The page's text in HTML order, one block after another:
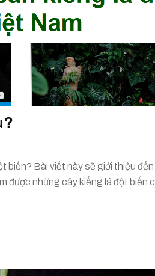
biến? Bài viết này sẽ giới thiệu
được những cây kiểng lá đột biến